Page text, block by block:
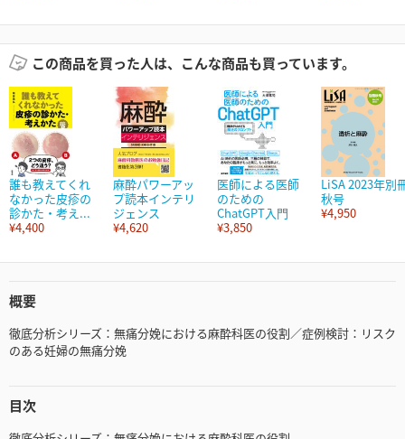
この商品を買った人は、こんな商品も買っています。
誰も教えてくれ
なかった皮疹の
診かた・考え...
¥4,400
麻酔パワーアッ
プ読本インテリ
ジェンス
¥4,620
医師による医師
のための
ChatGPT入門
¥3,850
LiSA 2023年別
秋号
¥4,950
概要
徹底分析シリーズ：無痛分娩における麻酔科医の役割／症例検討：リスク
のある妊婦の無痛分娩
目次